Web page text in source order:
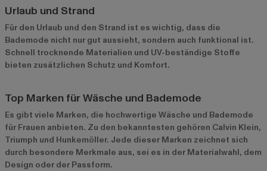
Urlaub und Strand
Für den Urlaub und den Strand ist es wichtig, dass die
Bademode nicht nur gut aussieht, sondern auch funktional ist.
Schnell trocknende Materialien und UV-beständige Stoffe
bieten zusätzlichen Schutz und Komfort.
Top Marken für Wäsche und Bademode
Es gibt viele Marken, die hochwertige Wäsche und Bademode
für Frauen anbieten. Zu den bekanntesten gehören Calvin Klein,
Triumph und Hunkemöller. Jede dieser Marken zeichnet sich
durch besondere Merkmale aus, sei es in der Materialwahl, dem
Design oder der Passform.